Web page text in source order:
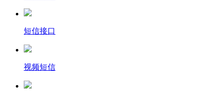
短信接口
视频短信